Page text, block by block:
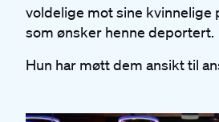
voldelige mot sine kvinnelige
som ønsker henne deportert.
Hun har møtt dem ansikt til